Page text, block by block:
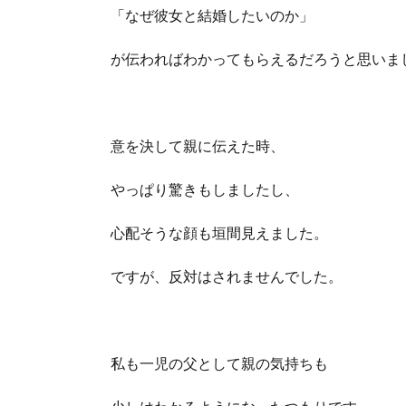
「なぜ彼女と結婚したいのか」
が伝わればわかってもらえるだろうと思いま
意を決して親に伝えた時、
やっぱり驚きもしましたし、
心配そうな顔も垣間見えました。
ですが、反対はされませんでした。
私も一児の父として親の気持ちも